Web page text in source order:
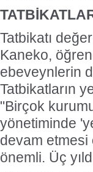
Tatbikatı
Kaneko,
ebeveynlerin
Tatbikatların
"Birçok
yönetiminde
devam
önemli. Üç